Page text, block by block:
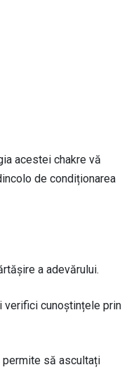
acestei chakre vă
de condiționarea
a adevărului.
verifici cunoștințele prin
permite să ascultați